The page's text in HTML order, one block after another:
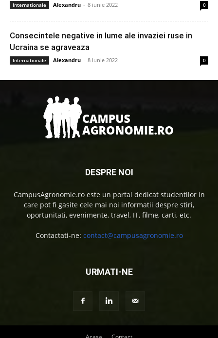
Internationale Alexandru - 8 iunie 2022 0
Consecintele negative in lume ale invaziei ruse in
Ucraina se agraveaza
Internationale Alexandru - 8 iunie 2022 0
DESPRE NOI
CampusAgronomie.ro este un portal dedicat studentilor in
care pot fi gasite cele mai noi informatii despre stiri,
oportunitati, evenimente, travel, IT, filme, carti, etc.
Contactati-ne: contact@campusagronomie.ro
URMATI-NE